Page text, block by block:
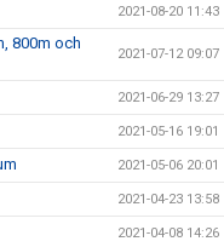
2021-08-20 11:43
800m och
2021-07-12 09:07
2021-06-29 13:27
2021-05-16 19:01
2021-05-06 20:01
2021-04-23 13:58
2021-04-08 14:26